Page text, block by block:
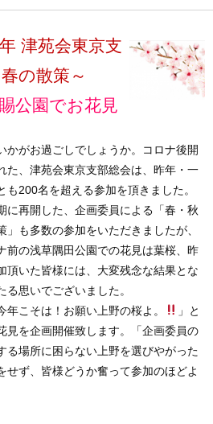
津苑会東京支
の散策～
賜公園でお花見
かがお過ごしでしょうか。コロナ後開
た、津苑会東京支部総会は、昨年・一
も200名を超える参加を頂きました。
に再開した、企画委員による「春・秋
」も多数の参加をいただきましたが、
前の浅草隅田公園での花見は葉桜、昨
頂いた皆様には、大変残念な結果とな
る思いでございました。
こそは！お願い上野の桜よ。
」と
見を企画開催致します。「企画委員の
る場所に困らない上野を選びやがった
せず、皆様どうか奮って参加のほどよ